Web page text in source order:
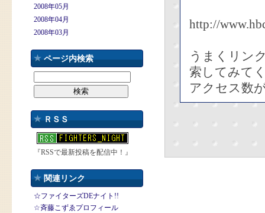
2008年05月
2008年04月
2008年03月
ページ内検索
ＲＳＳ
『RSSで最新投稿を配信中！』
関連リンク
☆ファイターズDEナイト!!
☆斉藤こずゑプロフィール
http://
うまくリン
索してみて
アクセス数